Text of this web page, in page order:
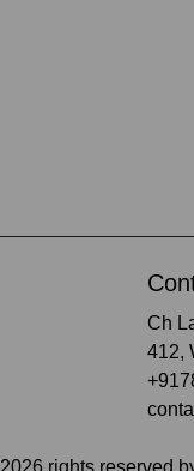
Ch
412,
2026 rights reserved